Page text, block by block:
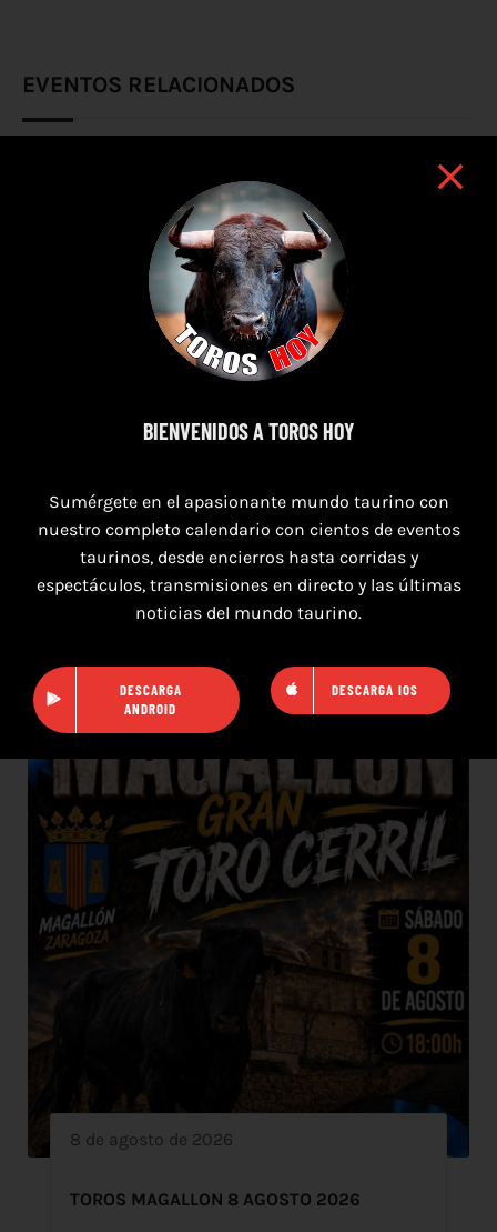
EVENTOS RELACIONADOS
8 de agosto de 2026
8 de agosto de 2026
TOROS MAGALLON 8 AGOSTO 2026
BIENVENIDOS A TOROS HOY
Sumérgete en el apasionante mundo taurino con
nuestro completo calendario con cientos de eventos
taurinos, desde encierros hasta corridas y
espectáculos, transmisiones en directo y las últimas
noticias del mundo taurino.
DESCARGA
ANDROID
DESCARGA IOS